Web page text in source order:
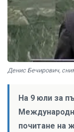
Денис Бечирович,
На 9 юли за
почитане на